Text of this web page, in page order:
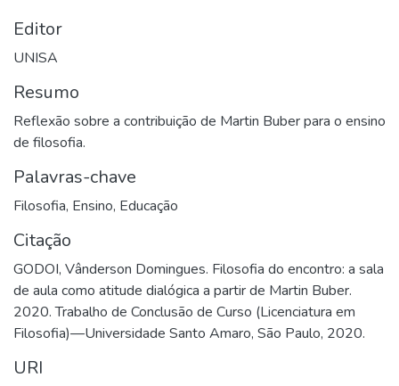
Editor
UNISA
Resumo
Reflexão sobre a contribuição de Martin Buber para o ensino
de filosofia.
Palavras-chave
Filosofia, Ensino, Educação
Citação
GODOI, Vânderson Domingues. Filosofia do encontro: a sala
de aula como atitude dialógica a partir de Martin Buber.
2020. Trabalho de Conclusão de Curso (Licenciatura em
Filosofia)—Universidade Santo Amaro, São Paulo, 2020.
URI